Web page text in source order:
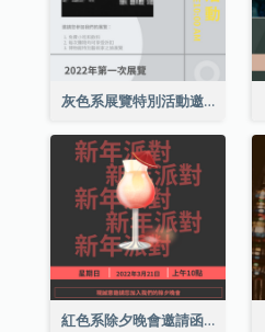
灰色系展覽特別活動邀請函
紅色系除夕晚會邀請函